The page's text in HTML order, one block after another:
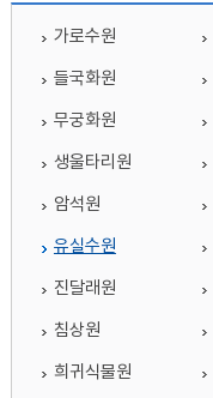
가로수원
들국화원
무궁화원
생울타리원
암석원
유실수원
진달래원
침상원
희귀식물원